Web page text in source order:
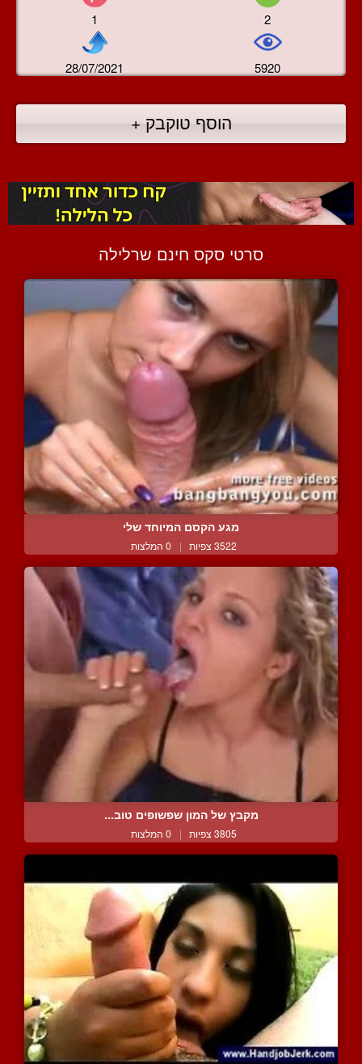
1 2
28/07/2021 5920
הוסף טוקבק +
סרטי סקס חינם שרלילה
מגע הקסם המיוחד שלי
3522 צפיות | 0 המלצות
מקבץ של המון שפשופים טוב...
3805 צפיות | 0 המלצות